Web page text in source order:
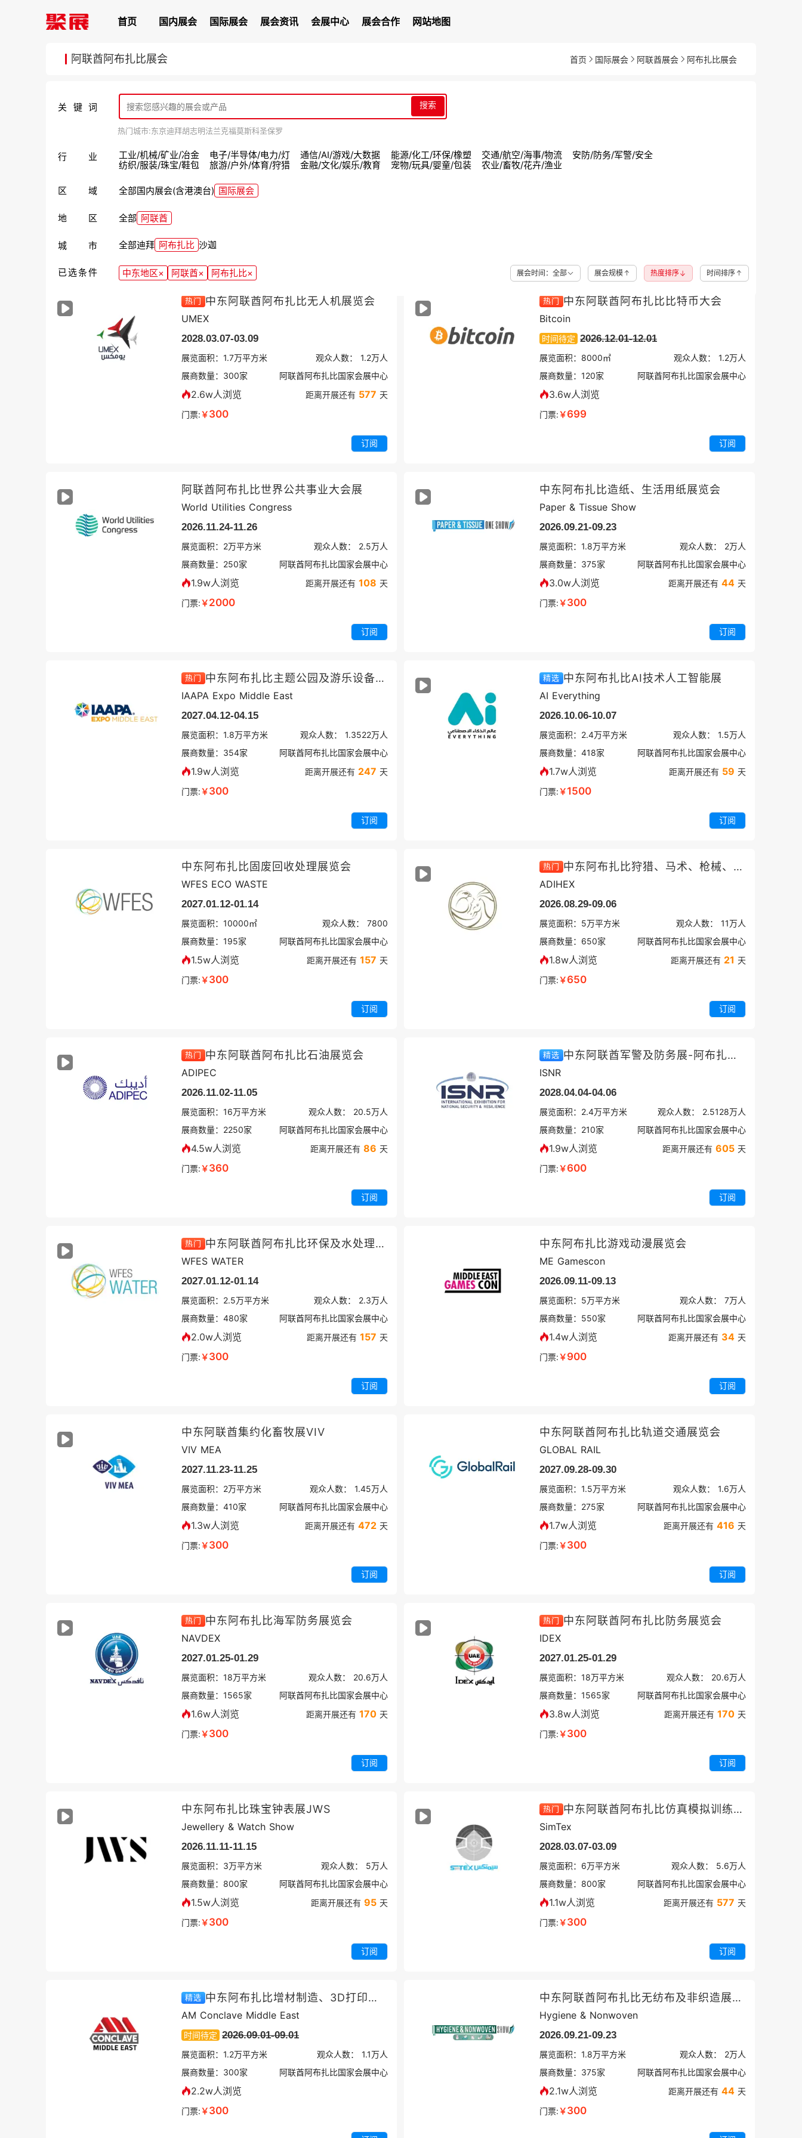
首页 国内展会 国际展会 展会资讯 会展中心 展会合作 网站地图
阿联酋阿布扎比展会 首页 国际展会 阿联酋展会 阿布扎比展会
热门 中东阿联酋阿布扎比无人机展览会
UMEX
2028.03.07-03.09
展览面积： 1.7万平方米 观众人数： 1.2万人
展商数量： 300家 阿联酋阿布扎比国家会展中心
2.6w人浏览 距离开展还有 577 天
门票:￥300
订阅
热门 中东阿联酋阿布扎比比特币大会
Bitcoin
时间待定 2026.12.01-12.01
展览面积： 8000㎡ 观众人数： 1.2万人
展商数量： 120家 阿联酋阿布扎比国家会展中心
3.6w人浏览
门票:￥699
订阅
阿联酋阿布扎比世界公共事业大会展
World Utilities Congress
2026.11.24-11.26
展览面积： 2万平方米 观众人数： 2.5万人
展商数量： 250家 阿联酋阿布扎比国家会展中心
1.9w人浏览 距离开展还有 108 天
门票:￥2000
订阅
中东阿布扎比造纸、生活用纸展览会
Paper & Tissue Show
2026.09.21-09.23
展览面积： 1.8万平方米 观众人数： 2万人
展商数量： 375家 阿联酋阿布扎比国家会展中心
3.0w人浏览 距离开展还有 44 天
门票:￥300
订阅
热门 中东阿布扎比主题公园及游乐设备展览会
IAAPA Expo Middle East
2027.04.12-04.15
展览面积： 1.8万平方米 观众人数： 1.3522万人
展商数量： 354家 阿联酋阿布扎比国家会展中心
1.9w人浏览 距离开展还有 247 天
门票:￥300
订阅
精选 中东阿布扎比AI技术人工智能展
AI Everything
2026.10.06-10.07
展览面积： 2.4万平方米 观众人数： 1.5万人
展商数量： 418家 阿联酋阿布扎比国家会展中心
1.7w人浏览 距离开展还有 59 天
门票:￥1500
订阅
中东阿布扎比固废回收处理展览会
WFES ECO WASTE
2027.01.12-01.14
展览面积： 10000㎡ 观众人数： 7800
展商数量： 195家 阿联酋阿布扎比国家会展中心
1.5w人浏览 距离开展还有 157 天
门票:￥300
订阅
热门 中东阿布扎比狩猎、马术、枪械、刀具展览会
ADIHEX
2026.08.29-09.06
展览面积： 5万平方米 观众人数： 11万人
展商数量： 650家 阿联酋阿布扎比国家会展中心
1.8w人浏览 距离开展还有 21 天
门票:￥650
订阅
热门 中东阿联酋阿布扎比石油展览会
ADIPEC
2026.11.02-11.05
展览面积： 16万平方米 观众人数： 20.5万人
展商数量： 2250家 阿联酋阿布扎比国家会展中心
4.5w人浏览 距离开展还有 86 天
门票:￥360
订阅
精选 中东阿联酋军警及防务展-阿布扎比军警国土安全展
ISNR
2028.04.04-04.06
展览面积： 2.4万平方米 观众人数： 2.5128万人
展商数量： 210家 阿联酋阿布扎比国家会展中心
1.9w人浏览 距离开展还有 605 天
门票:￥600
订阅
热门 中东阿联酋阿布扎比环保及水处理展览会
WFES WATER
2027.01.12-01.14
展览面积： 2.5万平方米 观众人数： 2.3万人
展商数量： 480家 阿联酋阿布扎比国家会展中心
2.0w人浏览 距离开展还有 157 天
门票:￥300
订阅
中东阿布扎比游戏动漫展览会
ME Gamescon
2026.09.11-09.13
展览面积： 5万平方米 观众人数： 7万人
展商数量： 550家 阿联酋阿布扎比国家会展中心
1.4w人浏览 距离开展还有 34 天
门票:￥900
订阅
中东阿联酋集约化畜牧展VIV
VIV MEA
2027.11.23-11.25
展览面积： 2万平方米 观众人数： 1.45万人
展商数量： 410家 阿联酋阿布扎比国家会展中心
1.3w人浏览 距离开展还有 472 天
门票:￥300
订阅
中东阿联酋阿布扎比轨道交通展览会
GLOBAL RAIL
2027.09.28-09.30
展览面积： 1.5万平方米 观众人数： 1.6万人
展商数量： 275家 阿联酋阿布扎比国家会展中心
1.7w人浏览 距离开展还有 416 天
门票:￥300
订阅
热门 中东阿布扎比海军防务展览会
NAVDEX
2027.01.25-01.29
展览面积： 18万平方米 观众人数： 20.6万人
展商数量： 1565家 阿联酋阿布扎比国家会展中心
1.6w人浏览 距离开展还有 170 天
门票:￥300
订阅
热门 中东阿联酋阿布扎比防务展览会
IDEX
2027.01.25-01.29
展览面积： 18万平方米 观众人数： 20.6万人
展商数量： 1565家 阿联酋阿布扎比国家会展中心
3.8w人浏览 距离开展还有 170 天
门票:￥300
订阅
中东阿布扎比珠宝钟表展JWS
Jewellery & Watch Show
2026.11.11-11.15
展览面积： 3万平方米 观众人数： 5万人
展商数量： 800家 阿联酋阿布扎比国家会展中心
1.5w人浏览 距离开展还有 95 天
门票:￥300
订阅
热门 中东阿联酋阿布扎比仿真模拟训练展览会
SimTex
2028.03.07-03.09
展览面积： 6万平方米 观众人数： 5.6万人
展商数量： 800家 阿联酋阿布扎比国家会展中心
1.1w人浏览 距离开展还有 577 天
门票:￥300
订阅
精选 中东阿布扎比增材制造、3D打印展览会
AM Conclave Middle East
时间待定 2026.09.01-09.01
展览面积： 1.2万平方米 观众人数： 1.1万人
展商数量： 300家 阿联酋阿布扎比国家会展中心
2.2w人浏览
门票:￥300
中东阿联酋阿布扎比无纺布及非织造展览会
Hygiene & Nonwoven
2026.09.21-09.23
展览面积： 1.8万平方米 观众人数： 2万人
展商数量： 375家 阿联酋阿布扎比国家会展中心
2.1w人浏览 距离开展还有 44 天
门票:￥300
关键词 搜索
热门城市:东京迪拜胡志明法兰克福莫斯科圣保罗
行业 工业/机械/矿业/冶金 电子/半导体/电力/灯 通信/AI/游戏/大数据 能源/化工/环保/橡塑 交通/航空/海事/物流
安防/防务/军警/安全
纺织/服装/珠宝/鞋包
旅游/户外/体育/狩猎 金融/文化/娱乐/教育 宠物/玩具/婴童/包装 农业/畜牧/花卉/渔业
区域 全部国内展会(含港澳台) 国际展会
地区 全部 阿联酋
城市 全部迪拜 阿布扎比 ‌‌沙迦
已选条件 中东地区× 阿联酋× 阿布扎比× 展会时间：全部 展会规模 热度排序 时间排序